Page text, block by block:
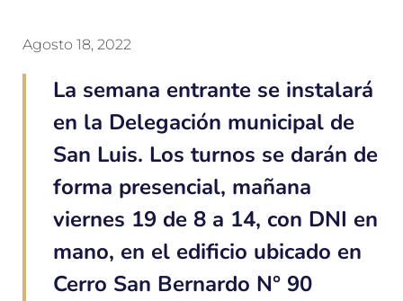
Agosto 18, 2022
La semana entrante se instalará
en la Delegación municipal de
San Luis. Los turnos se darán de
forma presencial, mañana
viernes 19 de 8 a 14, con DNI en
mano, en el edificio ubicado en
Cerro San Bernardo N° 90